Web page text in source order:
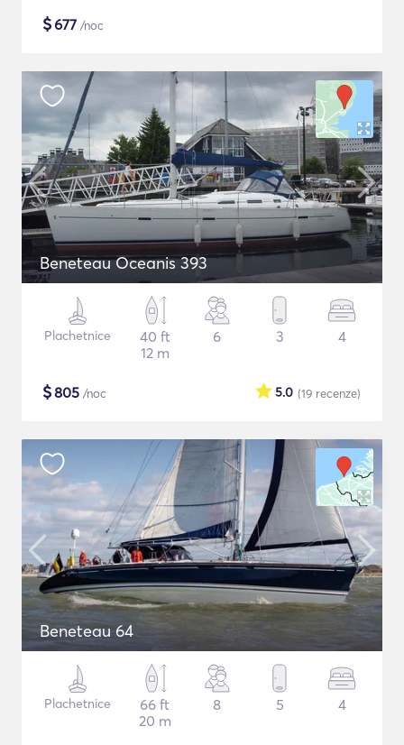
$677 /noc
Beneteau Oceanis 393
Plachetnice
40 ft
12 m
6 3 4
$805 /noc (19 recenze)
5.0
Beneteau 64
Plachetnice
66 ft
20 m
8 5 4